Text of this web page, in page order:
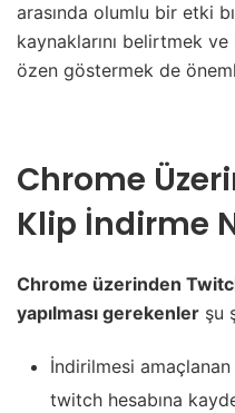
arasında olumlu bir etki
kaynaklarını belirtmek
özen göstermek de
Chrome
Klip İndirme
Chrome üzerinden
yapılması gerekenler şu
İndirilmesi amaçlanan
twitch hesabına